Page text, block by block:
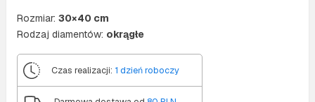
Rozmiar: 30×40 cm
Rodzaj diamentów: okrągłe
Czas realizacji: 1 dzień roboczy